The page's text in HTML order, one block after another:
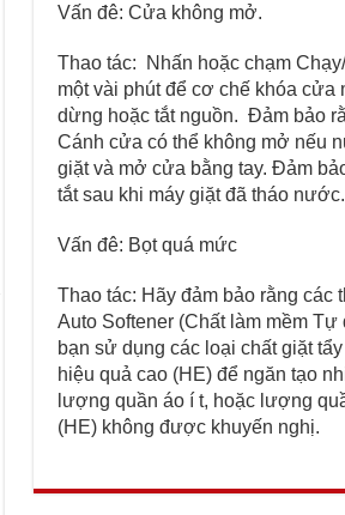
Vấn đê: Cửa không mở.
Thao tác: Nhấn hoặc chạm
một vài phút để cơ chế khóa
dừng hoặc tắt nguồn. Đảm bảo
Cánh cửa có thể không mở nếu
giặt và mở cửa bằng tay. Đảm
tắt sau khi máy giặt đã tháo nước.
Vấn đê: Bọt quá mức
Thao tác: Hãy đảm bảo rằng các
Auto Softener (Chất làm mềm
bạn sử dụng các loại chất giặt
hiệu quả cao (HE) để ngăn tạo
lượng quần áo í t, hoặc lượng
(HE) không được khuyến nghị.